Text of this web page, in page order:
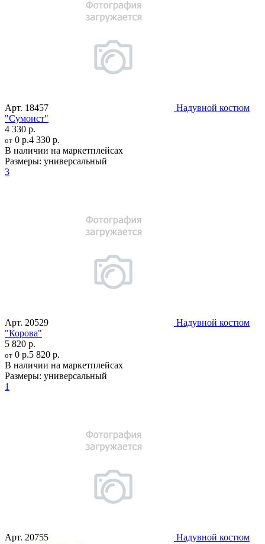
Арт. 18457
Надувной костюм
"Сумоист"
4 330 р.
от 0 р.4 330 р.
В наличии на маркетплейсах
Размеры: универсальный
3
Арт. 20529
Надувной костюм
"Корова"
5 820 р.
от 0 р.5 820 р.
В наличии на маркетплейсах
Размеры: универсальный
1
Арт. 20755
Надувной костюм